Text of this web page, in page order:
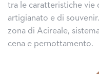
tra le caratteristiche
artigianato e di
zona di Acireale,
cena e pernottamento.